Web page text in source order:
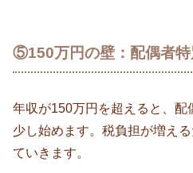
⑤150万円の壁：配偶者特
年収が150万円を超えると、
少し始めます。税負担が増え
ていきます。